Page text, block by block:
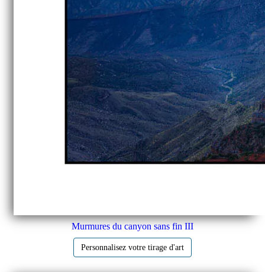
Murmures du canyon sans fin III
Personnalisez votre tirage d'art